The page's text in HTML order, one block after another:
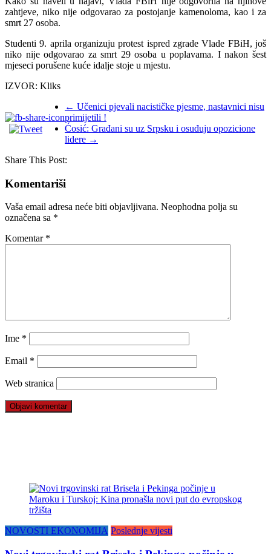
zahtjeve, niko nije odgovarao za postojanje kamenoloma, kao i za
smrt 27 osoba.
Studenti 9. aprila organizuju protest ispred zgrade Vlade FBiH, još
niko nije odgovarao za smrt 29 osoba u poplavama. I nakon šest
mjeseci porušene kuće idalje stoje u mjestu.
IZVOR: Kliks
← Učenici pjevali nacističke pjesme, nastavnici nisu
primijetili !
Ćosić: Građani su uz Srpsku i osuđuju opozicione
lidere →
Share This Post:
Komentariši
Vaša email adresa neće biti objavljivana. Neophodna polja su
označena sa *
Komentar *
Ime *
Email *
Web stranica
NOVOSTI EKONOMIJA Poslednje vijesti